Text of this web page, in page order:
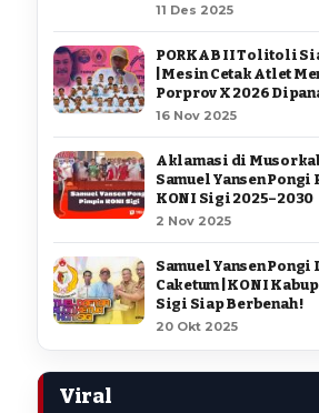
11 Des 2025
PORKAB II Tolitoli
| Mesin Cetak Atlet
Porprov X 2026
16 Nov 2025
Aklamasi di
Samuel Yansen Pongi
KONI Sigi 2025–2030
2 Nov 2025
Samuel Yansen Pongi
Caketum | KONI
Sigi Siap Berbenah !
20 Okt 2025
Viral